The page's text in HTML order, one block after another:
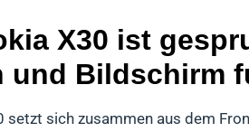
X30 ist
und Bildschirm
setzt sich zusammen aus dem